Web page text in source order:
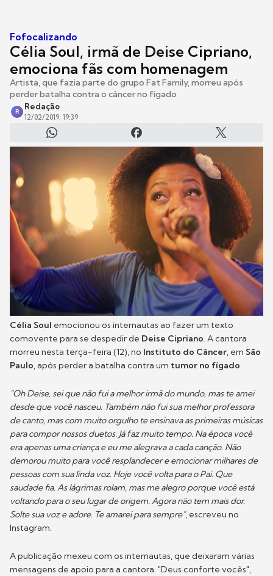
Fofocalizando
Célia Soul, irmã de Deise Cipriano,
emociona fãs com homenagem
Artista, que fazia parte do grupo Fat Family, morreu após
perder batalha contra o câncer no fígado
R
Redação
12/02/2019, 19:39
Célia Soul emocionou os internautas ao fazer um texto
comovente para se despedir de Deise Cipriano. A cantora
morreu nesta terça-feira (12), no Instituto do Câncer, em São
Paulo, após perder a batalha contra um tumor no fígado.
"Oh Deise, sei que não fui a melhor irmã do mundo, mas te amei
desde que você nasceu. Também não fui sua melhor professora
de canto, mas com muito orgulho te ensinava as primeiras músicas
para compor nossos duetos. Já faz muito tempo. Na época você
era apenas uma criança e eu me alegrava a cada canção. Não
demorou muito para você resplandecer e emocionar milhares de
pessoas com sua linda voz. Hoje você volta para o Pai. Que
saudade fia. As lágrimas rolam, mas me alegro porque você está
voltando para o seu lugar de origem. Agora não tem mais dor.
Solte sua voz e adore. Te amarei para sempre", escreveu no
Instagram.
A publicação mexeu com os internautas, que deixaram várias
mensagens de apoio para a cantora. "Deus conforte vocês",